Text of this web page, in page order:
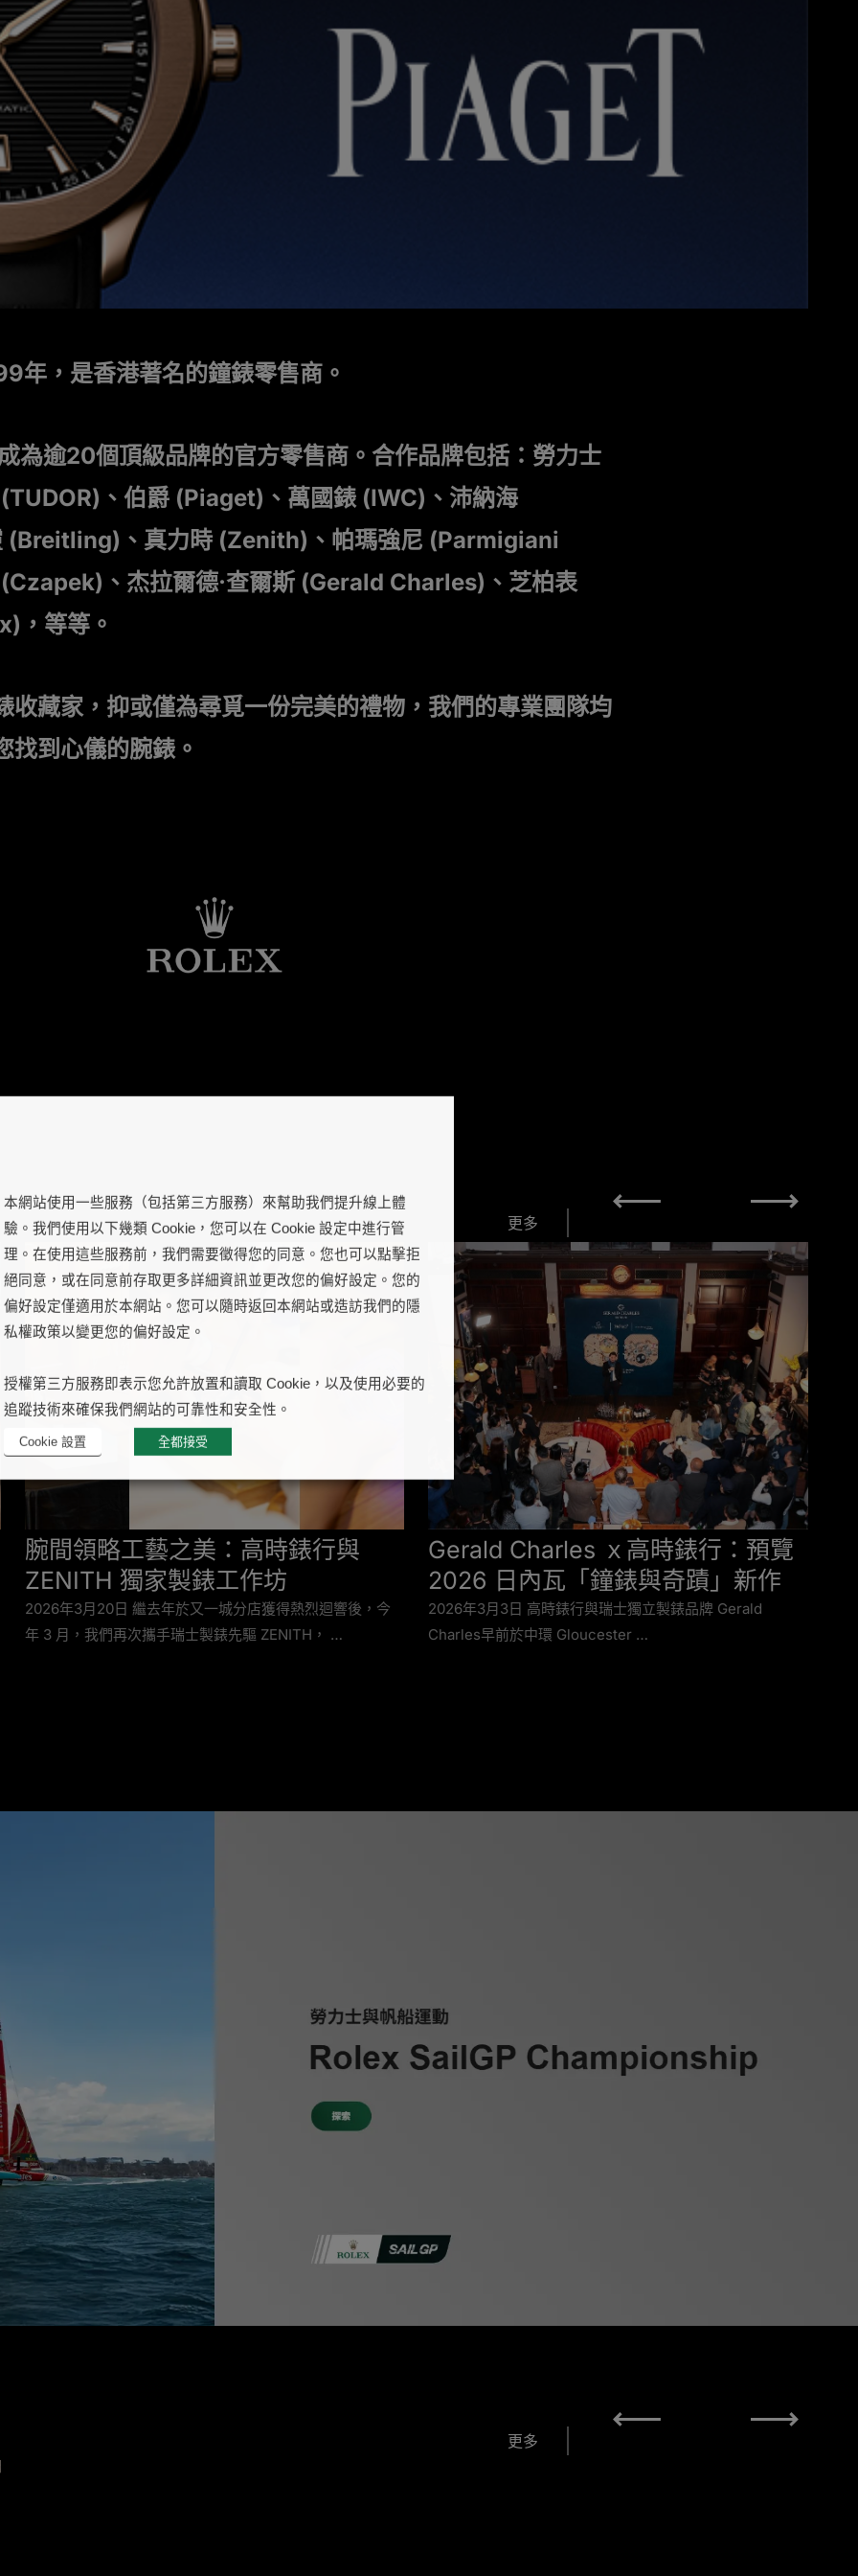
年，是香港著名的鐘錶零售商。
為逾20個頂級品牌的官方零售商。合作品牌包括：勞力士
、伯爵 (Piaget)、萬國錶 (IWC)、沛納海
(Breitling)、真力時 (Zenith)、帕瑪強尼 (Parmigiani
、杰拉爾德·查爾斯 (Gerald Charles)、芝柏表
，等等。
收藏家，抑或僅為尋覓一份完美的禮物，我們的專業團隊均
找到心儀的腕錶。
更多
腕間領略工藝之美：高時錶行與
ZENITH 獨家製錶工作坊
2026年3月20日 繼去年於又一城分店獲得熱烈迴響後，今
年 3 月，我們再次攜手瑞士製錶先驅 ZENITH， …
Gerald Charles ｘ高時錶行：預覽
2026 日內瓦「鐘錶與奇蹟」新作
2026年3月3日 高時錶行與瑞士獨立製錶品牌 Gerald
Charles早前於中環 Gloucester …
更多
本網站使用一些服務（包括第三方服務）來幫助我們提升線上體
驗。我們使用以下幾類 Cookie，您可以在 Cookie 設定中進行管
理。在使用這些服務前，我們需要徵得您的同意。您也可以點擊拒
絕同意，或在同意前存取更多詳細資訊並更改您的偏好設定。您的
偏好設定僅適用於本網站。您可以隨時返回本網站或造訪我們的隱
私權政策以變更您的偏好設定。
授權第三方服務即表示您允許放置和讀取 Cookie，以及使用必要的
追蹤技術來確保我們網站的可靠性和安全性。
Cookie 設置 全都接受